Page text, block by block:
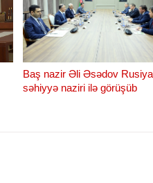
Baş nazir Əli Əsədov
səhiyyə naziri ilə görüşüb